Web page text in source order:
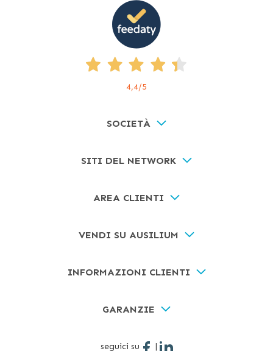
4,4/5
SOCIETÀ
SITI DEL NETWORK
AREA CLIENTI
VENDI SU AUSILIUM
INFORMAZIONI CLIENTI
GARANZIE
seguici su |